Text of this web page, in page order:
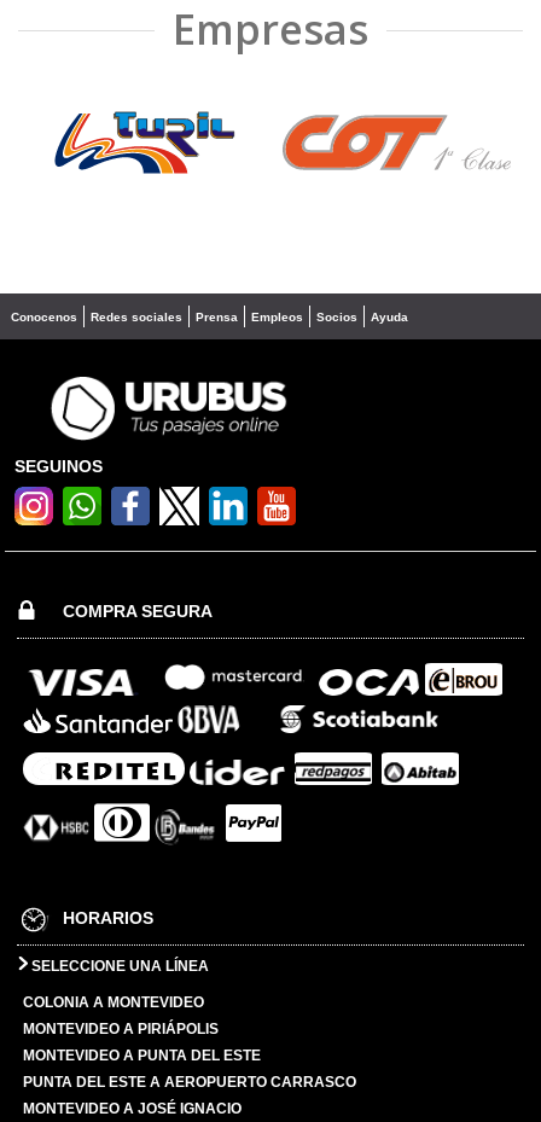
Empresas
❮ ❯
Conocenos Redes sociales Prensa Empleos Socios Ayuda
SEGUINOS
COMPRA SEGURA
HORARIOS
SELECCIONE UNA LÍNEA
COLONIA A MONTEVIDEO
MONTEVIDEO A PIRIÁPOLIS
MONTEVIDEO A PUNTA DEL ESTE
PUNTA DEL ESTE A AEROPUERTO CARRASCO
MONTEVIDEO A JOSÉ IGNACIO